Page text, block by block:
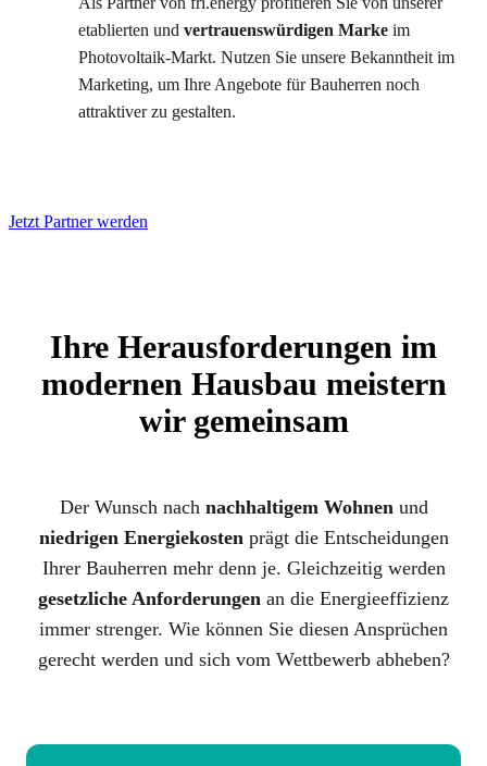
etablierten und vertrauenswürdigen Marke im
Photovoltaik-Markt. Nutzen Sie unsere Bekanntheit im
Marketing, um Ihre Angebote für Bauherren noch
attraktiver zu gestalten.
Jetzt Partner werden
Ihre Herausforderungen im
modernen Hausbau meistern
wir gemeinsam
Der Wunsch nach nachhaltigem Wohnen und
niedrigen Energiekosten prägt die Entscheidungen
Ihrer Bauherren mehr denn je. Gleichzeitig werden
gesetzliche Anforderungen an die Energieeffizienz
immer strenger. Wie können Sie diesen Ansprüchen
gerecht werden und sich vom Wettbewerb abheben?